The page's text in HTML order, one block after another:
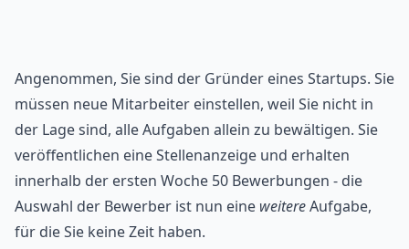
Angenommen, Sie sind der Gründer eines Startups. Sie
müssen neue Mitarbeiter einstellen, weil Sie nicht in
der Lage sind, alle Aufgaben allein zu bewältigen. Sie
veröffentlichen eine Stellenanzeige und erhalten
innerhalb der ersten Woche 50 Bewerbungen - die
Auswahl der Bewerber ist nun eine weitereAufgabe,
für die Sie keine Zeit haben.